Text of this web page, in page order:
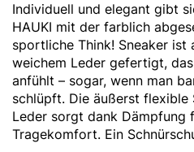
Individuell und elegant gibt
HAUKI mit der farblich
sportliche Think! Sneaker ist
weichem Leder gefertigt,
anfühlt – sogar, wenn man
schlüpft. Die äußerst flexible
Leder sorgt dank Dämpfung
Tragekomfort. Ein